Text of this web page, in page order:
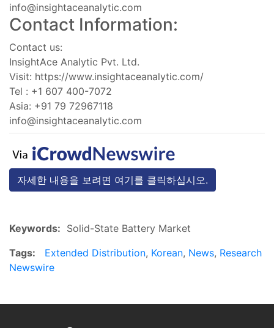
info@insightaceanalytic.com
Contact Information:
Contact us:
InsightAce Analytic Pvt. Ltd.
Visit: https://www.insightaceanalytic.com/
Tel : +1 607 400-7072
Asia: +91 79 72967118
info@insightaceanalytic.com
자세한 내용을 보려면 여기를 클릭하십시오.
Keywords: Solid-State Battery Market
Tags:
Extended Distribution, Korean, News, Research
Newswire